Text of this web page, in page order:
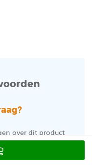
over dit product